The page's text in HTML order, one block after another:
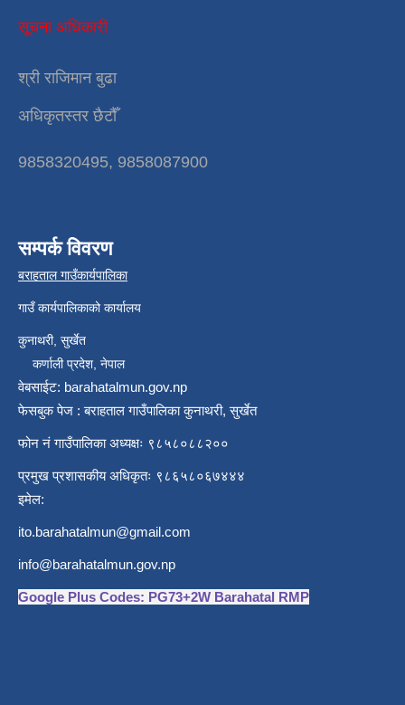
सूचना अधिकारी
श्री राजिमान बुढा
अधिकृतस्तर छैटौँ
9858320495, 9858087900
सम्पर्क विवरण
बराहताल गाउँकार्यपालिका
गाउँ कार्यपालिकाको कार्यालय
कुनाथरी, सुर्खेत
कर्णाली प्रदेश, नेपाल
वेबसाईट: barahatalmun.gov.np
फेसबुक पेज : बराहताल गाउँपालिका कुनाथरी, सुर्खेत
फोन नं गाउँपालिका अध्यक्षः ९८५८०८८२००
प्रमुख प्रशासकीय अधिकृतः ९८६५८०६७४४४
इमेल:
ito.barahatalmun@gmail.com
info@barahatalmun.gov.np
Google Plus Codes: PG73+2W Barahatal RMP